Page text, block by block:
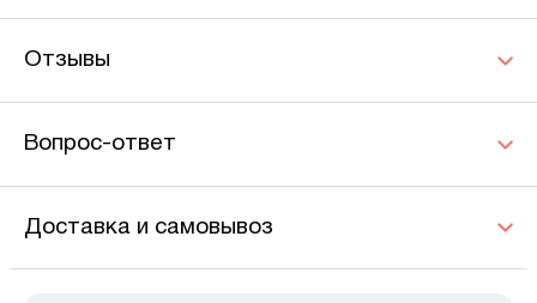
Отзывы
Вопрос-ответ
Доставка и самовывоз